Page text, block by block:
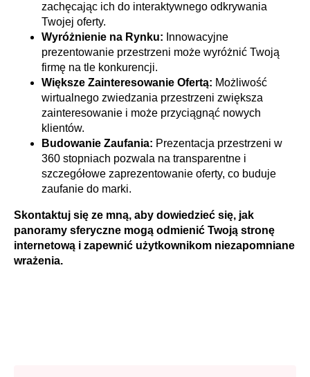
zachęcając ich do interaktywnego odkrywania
Twojej oferty.
Wyróżnienie na Rynku: Innowacyjne
prezentowanie przestrzeni może wyróżnić Twoją
firmę na tle konkurencji.
Większe Zainteresowanie Ofertą: Możliwość
wirtualnego zwiedzania przestrzeni zwiększa
zainteresowanie i może przyciągnąć nowych
klientów.
Budowanie Zaufania: Prezentacja przestrzeni w
360 stopniach pozwala na transparentne i
szczegółowe zaprezentowanie oferty, co buduje
zaufanie do marki.
Skontaktuj się ze mną, aby dowiedzieć się, jak
panoramy sferyczne mogą odmienić Twoją stronę
internetową i zapewnić użytkownikom niezapomniane
wrażenia.